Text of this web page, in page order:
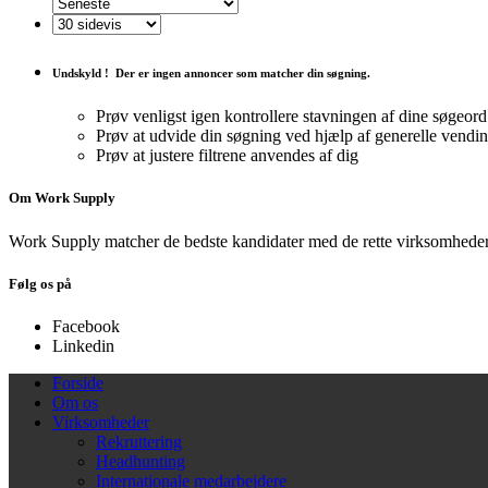
Undskyld ! Der er ingen annoncer som matcher din søgning.
Prøv venligst igen kontrollere stavningen af ​​dine søgeord
Prøv at udvide din søgning ved hjælp af generelle
Prøv at justere filtrene anvendes af dig
Om Work Supply
Work Supply matcher de bedste kandidater med de rette
Følg os på
Facebook
Linkedin
Forside
Om os
Virksomheder
Rekruttering
Headhunting
Internationale medarbejdere